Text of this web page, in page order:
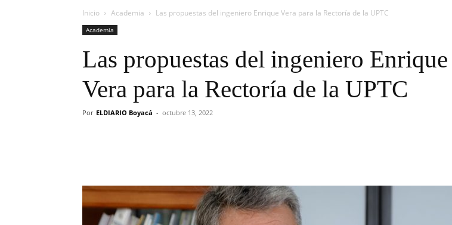
Inicio Academia Las propuestas del ingeniero Enrique Vera para la Rectoría de la UPTC
Academia
Las propuestas del ingeniero Enrique
Vera para la Rectoría de la UPTC
Por ELDIARIO Boyacá - octubre 13, 2022